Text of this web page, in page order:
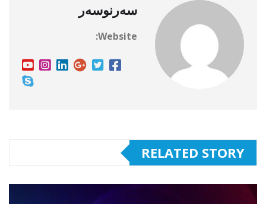
سەرنوسەر
Website:
RELATED STORY